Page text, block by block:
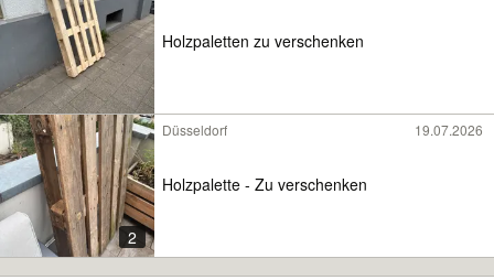
Holzpaletten zu verschenken
2
Düsseldorf 19.07.2026
Holzpalette - Zu verschenken